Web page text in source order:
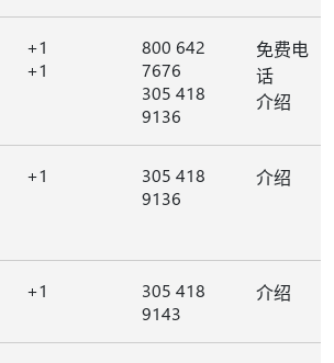
+1
+1
800 642
7676
305 418
9136
免费电
话
介绍
+1
305 418
9136
介绍
+1
305 418
9143
介绍